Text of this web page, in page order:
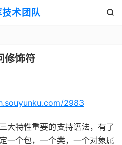
术团队 
修饰符
2983
大特性重要的支持语法，有了
一个包，一个类，一个对象属